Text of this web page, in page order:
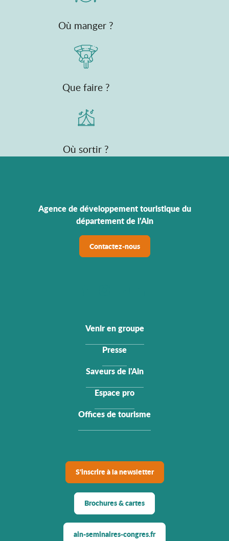
Où manger ?
Que faire ?
Où sortir ?
Agence de développement touristique du
département de l’Ain
Contactez-nous
Venir en groupe
Presse
Saveurs de l'Ain
Espace pro
Offices de tourisme
S'inscrire à la newsletter
Brochures & cartes
ain-seminaires-congres.fr